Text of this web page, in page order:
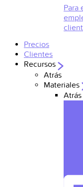
Para
Precios
Clientes
Recursos
Atrás
Materiales
Atrás